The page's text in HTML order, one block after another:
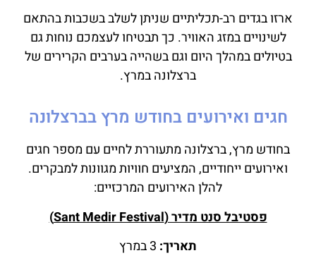
ארזו בגדים רב-תכליתיים שניתן לשלב בשכבות בהתאם
לשינויים במזג האוויר. כך תבטיחו לעצמכם נוחות גם
בטיולים במהלך היום וגם בשהייה בערבים הקרירים של
ברצלונה במרץ.
חגים ואירועים בחודש מרץ בברצלונה
בחודש מרץ, ברצלונה מתעוררת לחיים עם מספר חגים
ואירועים ייחודיים, המציעים חוויות מגוונות למבקרים.
להלן האירועים המרכזיים:
פסטיבל סנט מדיר (Sant Medir Festival)
תאריך: